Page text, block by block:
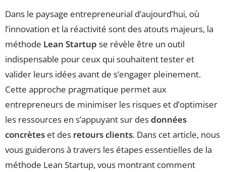
Dans le paysage entrepreneurial d’aujourd’hui, où
l’innovation et la réactivité sont des atouts majeurs, la
méthode Lean Startup se révèle être un outil
indispensable pour ceux qui souhaitent tester et
valider leurs idées avant de s’engager pleinement.
Cette approche pragmatique permet aux
entrepreneurs de minimiser les risques et d’optimiser
les ressources en s’appuyant sur desdonnées
concrètes et des retours clients. Dans cet article, nous
vous guiderons à travers les étapes essentielles de la
méthode Lean Startup, vous montrant comment